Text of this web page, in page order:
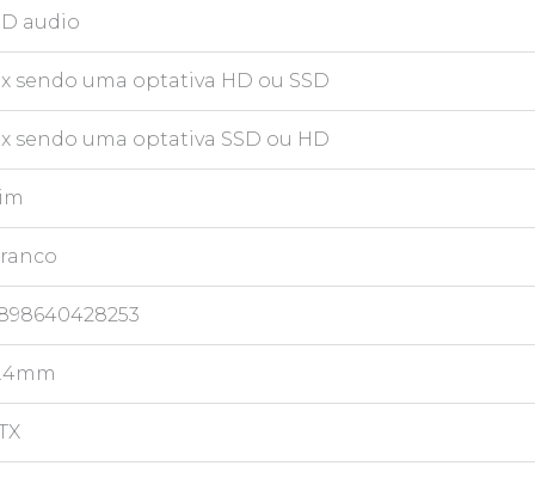
audio
sendo uma optativa HD ou SSD
sendo uma optativa SSD ou HD